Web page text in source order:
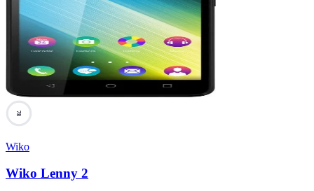
78
Wiko
Wiko Lenny 2